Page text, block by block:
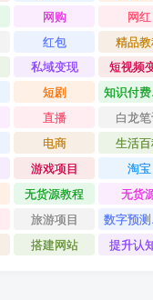
网购
网红
红包
精品
私域变现
短视频
短剧
直播
白龙
电商
生活
游戏项目
淘宝
无货源教程
无货
旅游项目
搭建网站 提升认